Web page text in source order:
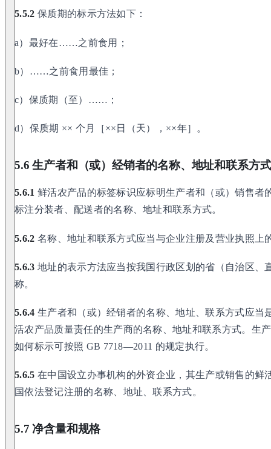
5.5.2 保质期的标示方法如下：
a）最好在……之前食用；
b）……之前食用最佳；
c）保质期（至）……；
d）保质期 ×× 个月［××日（天），××年］。
5.6 生产者和（或）经销者的名称、地址和联系方式
5.6.1 鲜活农产品的标签标识应标明生产者和（或）销售者
标注分装者、配送者的名称、地址和联系方式。
5.6.2 名称、地址和联系方式应当与企业注册及营业执照上
5.6.3 地址的表示方法应当按我国行政区划的省（自治区、
称。
5.6.4 生产者和（或）经销者的名称、地址、联系方式应当
活农产品质量责任的生产商的名称、地址和联系方式。生
如何标示可按照 GB 7718—2011 的规定执行。
5.6.5 在中国设立办事机构的外资企业，其生产或销售的鲜
国依法登记注册的名称、地址、联系方式。
5.7 净含量和规格